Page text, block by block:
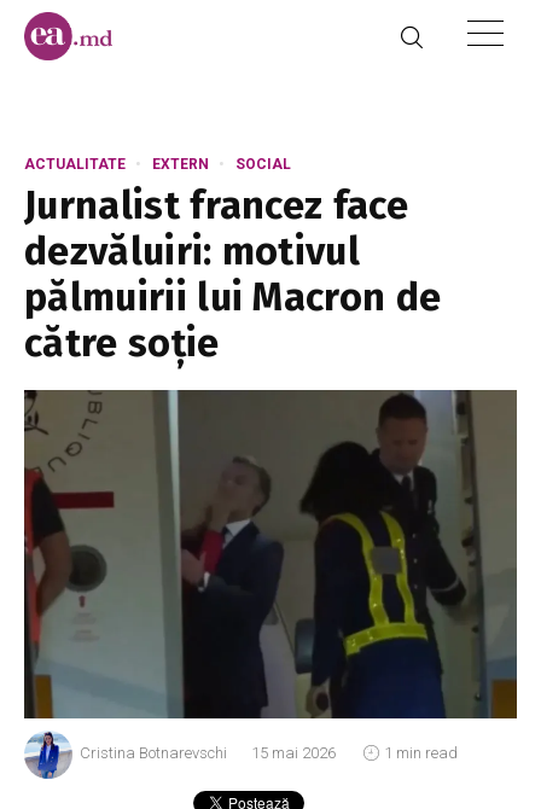
ACTUALITATE EXTERN SOCIAL
Jurnalist francez face
dezvăluiri: motivul
pălmuirii lui Macron de
către soție
Cristina Botnarevschi 15 mai 2026 1 min read